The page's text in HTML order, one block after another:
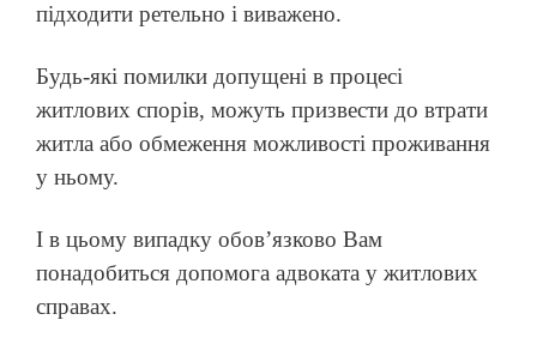
підходити ретельно і виважено.
Будь-які помилки допущені в процесі
житлових спорів, можуть призвести до втрати
житла або обмеження можливості проживання
у ньому.
І в цьому випадку обов’язково Вам
понадобиться допомога адвоката у житлових
справах.